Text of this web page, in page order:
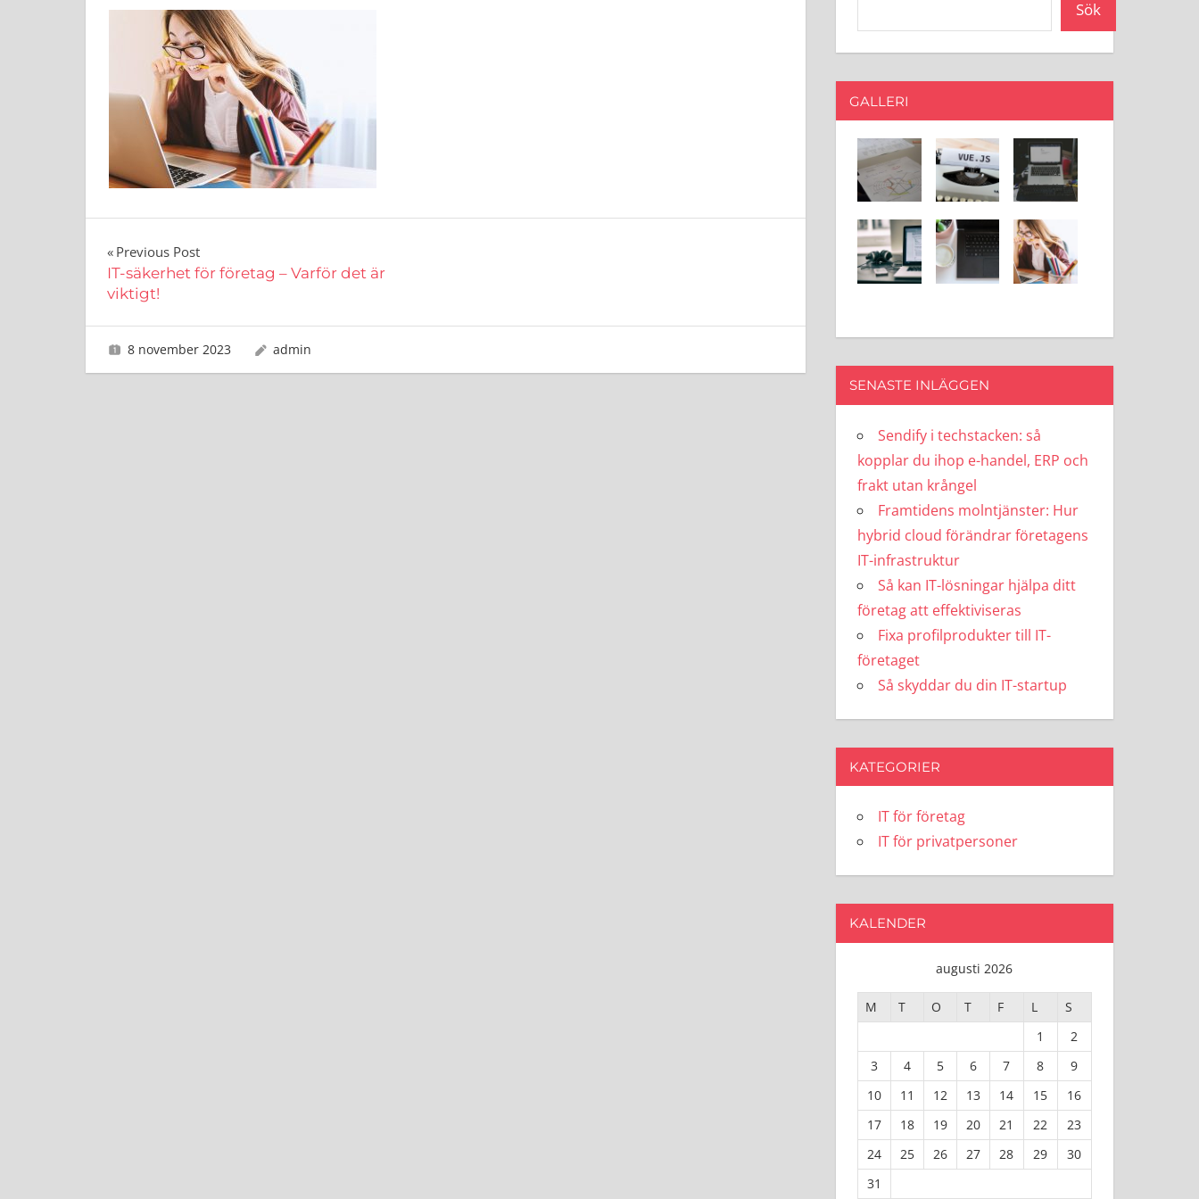
Inläggsnavigering
Previous Post
IT-säkerhet för företag – Varför det är
viktigt!
8 november 2023 admin
Sök
GALLERI
SENASTE INLÄGGEN
Sendify i techstacken: så
kopplar du ihop e-handel, ERP och
frakt utan krångel
Framtidens molntjänster: Hur
hybrid cloud förändrar företagens
IT-infrastruktur
Så kan IT-lösningar hjälpa ditt
företag att effektiviseras
Fixa profilprodukter till IT-
företaget
Så skyddar du din IT-startup
KATEGORIER
IT för företag
IT för privatpersoner
KALENDER
augusti 2026
M T O T F L
S
1
2
3
4 5 6 7 8
9
10
11 12 13 14 15
16
17
18 19 20 21 22
23
24
25 26 27 28 29
30
31